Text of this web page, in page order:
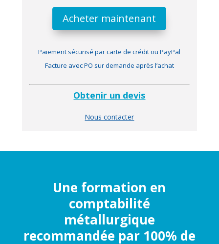
Acheter maintenant
Paiement sécurisé par carte de crédit ou PayPal
Facture avec PO sur demande après l’achat
Obtenir un devis
Nous contacter
Une formation en
comptabilité
métallurgique
recommandée par 100% de